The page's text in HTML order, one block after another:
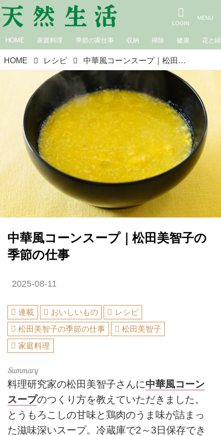
HOME 家庭料理 季節の家仕事 収納 掃除 健康 花と緑
HOME レシピ 中華風コーンスープ｜松田美智子の季節の仕事
中華風コーンスープ｜松田美智子の
季節の仕事
2025-08-11
連載 おいしいもの
レシピ
松田美智子の季節の仕事
松田美智子
家庭料理
料理研究家の松田美智子さんに中華風コーン
スープのつくり方を教えていただきました。
とうもろこしの甘味と鶏肉のうま味が詰まっ
た滋味深いスープ。冷蔵庫で2～3日保存でき